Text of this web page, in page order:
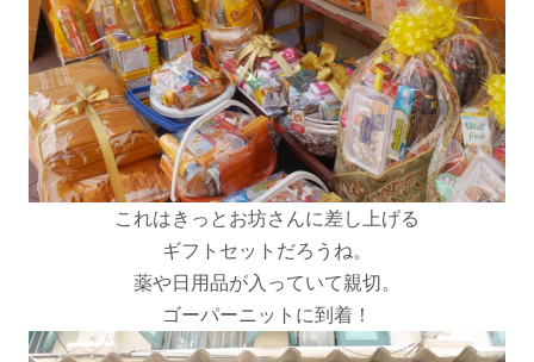
これはきっとお坊さんに差し上げる
ギフトセットだろうね。
薬や日用品が入っていて親切。
ゴーパーニットに到着！